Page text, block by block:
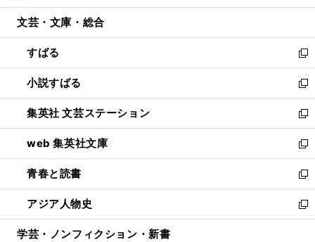
開
ウ
開
く
ン
ウ
で
開
く
ウ
ン
ド
ウ
で
開
く
文芸・文庫・総合
すばる
新
し
い
ウ
ィ
ン
ド
ウ
で
開
く
小説すばる
新
し
い
ウ
ィ
ン
ド
ウ
で
開
集英社 文芸ステーション
新
し
い
ウ
ィ
ン
ド
ウ
web 集英社文庫
新
し
い
ウ
ィ
ン
青春と読書
新
し
い
ウ
アジア人物史
新
し
学芸・ノンフィクション・新書